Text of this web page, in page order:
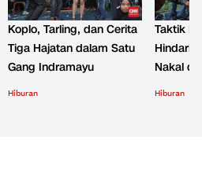
Koplo, Tarling, dan Cerita
Tiga Hajatan dalam Satu
Gang Indramayu
Hiburan
Taktik
Hindari
Nakal
Hiburan